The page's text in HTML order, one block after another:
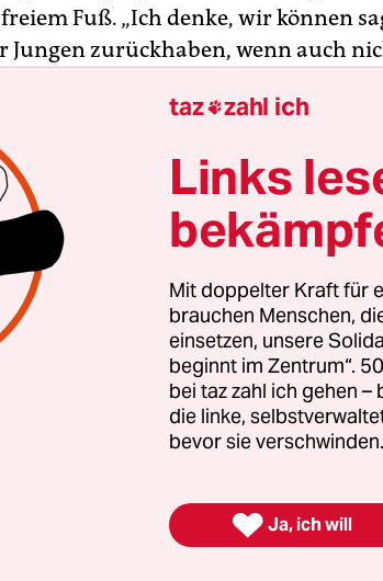
Fuß. „Ich denke, wir können
Jungen zurückhaben, wenn auch
es sich um 344 Schüler, die
so Aminu Bello Masari. Die Jungen
untersucht werden und dann
Ob die Regierung
bekannt.
taz zahl ich
Links
Mit doppelter Kraft für
brauchen Menschen,
einsetzen, unsere
beginnt im Zentrum“.
bei taz zahl ich gehen
die linke,
bevor sie
 Ja, ich will